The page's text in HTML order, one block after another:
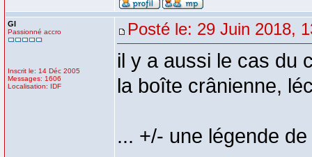
GI
Passionné accro
Inscrit le: 14 Déc 2005
Messages: 1606
Localisation: IDF
Posté le: 29 Juin 2018,
il y a aussi le cas du
la boîte crânienne,
... +/- une légende